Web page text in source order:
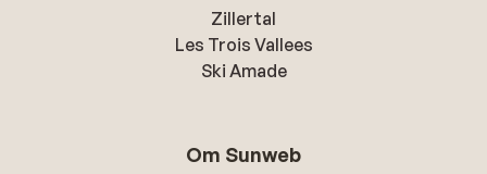
Zillertal
Les Trois Vallees
Ski Amade
Om Sunweb